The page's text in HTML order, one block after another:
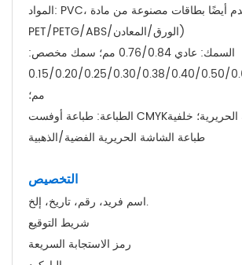
المواد: PVC، كما نقدم أيضًا بطاقات مصنوعة من مادة
PET/PETG/ABS/الورق/المعادن)
السمك: عادي 0.76/0.84 مم؛ سمك مخصص:
0.15/0.20/0.25/0.30/0.38/0.40/0.50/
مم؛
الطباعة: طباعة أوفست CMYK؛ طباعة الشاشة الحريرية؛ خلفية
طباعة الشاشة الحريرية الفضية/الذهبية
التخصيص
اسم فريد، رقم، تاريخ، إلخ.
شريط التوقيع
رمز الاستجابة السريعة